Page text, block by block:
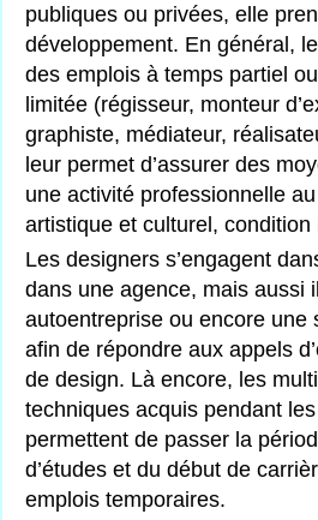
publiques ou privées, elle
développement. En général,
des emplois à temps partiel
limitée (régisseur, monteur
graphiste, médiateur,
leur permet d’assurer des
une activité professionnelle
artistique et culturel, condition
Les designers s’engagent
dans une agence, mais aussi
autoentreprise ou encore une
afin de répondre aux appels
de design. Là encore, les
techniques acquis pendant
permettent de passer la
d’études et du début de
emplois temporaires.